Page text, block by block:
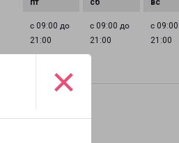
×
с 09:00 до
21:00
с 09:00 до
21:00
с
21:00